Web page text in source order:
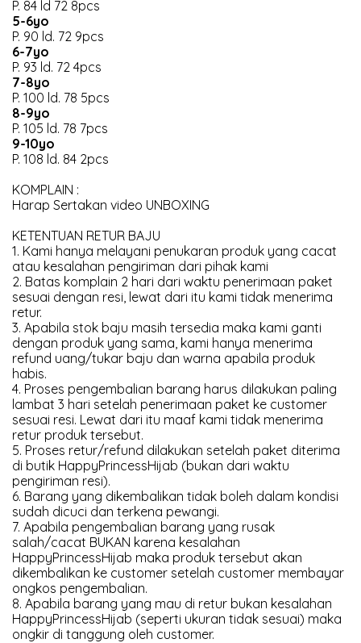
P. 84 ld 72 8pcs
5-6yo
P. 90 ld. 72 9pcs
6-7yo
P. 93 ld. 72 4pcs
7-8yo
P. 100 ld. 78 5pcs
8-9yo
P. 105 ld. 78 7pcs
9-10yo
P. 108 ld. 84 2pcs
KOMPLAIN :
Harap Sertakan video UNBOXING
KETENTUAN RETUR BAJU
1. Kami hanya melayani penukaran produk yang cacat
atau kesalahan pengiriman dari pihak kami
2. Batas komplain 2 hari dari waktu penerimaan paket
sesuai dengan resi, lewat dari itu kami tidak menerima
retur.
3. Apabila stok baju masih tersedia maka kami ganti
dengan produk yang sama, kami hanya menerima
refund uang/tukar baju dan warna apabila produk
habis.
4. Proses pengembalian barang harus dilakukan paling
lambat 3 hari setelah penerimaan paket ke customer
sesuai resi. Lewat dari itu maaf kami tidak menerima
retur produk tersebut.
5. Proses retur/refund dilakukan setelah paket diterima
di butik HappyPrincessHijab (bukan dari waktu
pengiriman resi).
6. Barang yang dikembalikan tidak boleh dalam kondisi
sudah dicuci dan terkena pewangi.
7. Apabila pengembalian barang yang rusak
salah/cacat BUKAN karena kesalahan
HappyPrincessHijab maka produk tersebut akan
dikembalikan ke customer setelah customer membayar
ongkos pengembalian.
8. Apabila barang yang mau di retur bukan kesalahan
HappyPrincessHijab (seperti ukuran tidak sesuai) maka
ongkir di tanggung oleh customer.